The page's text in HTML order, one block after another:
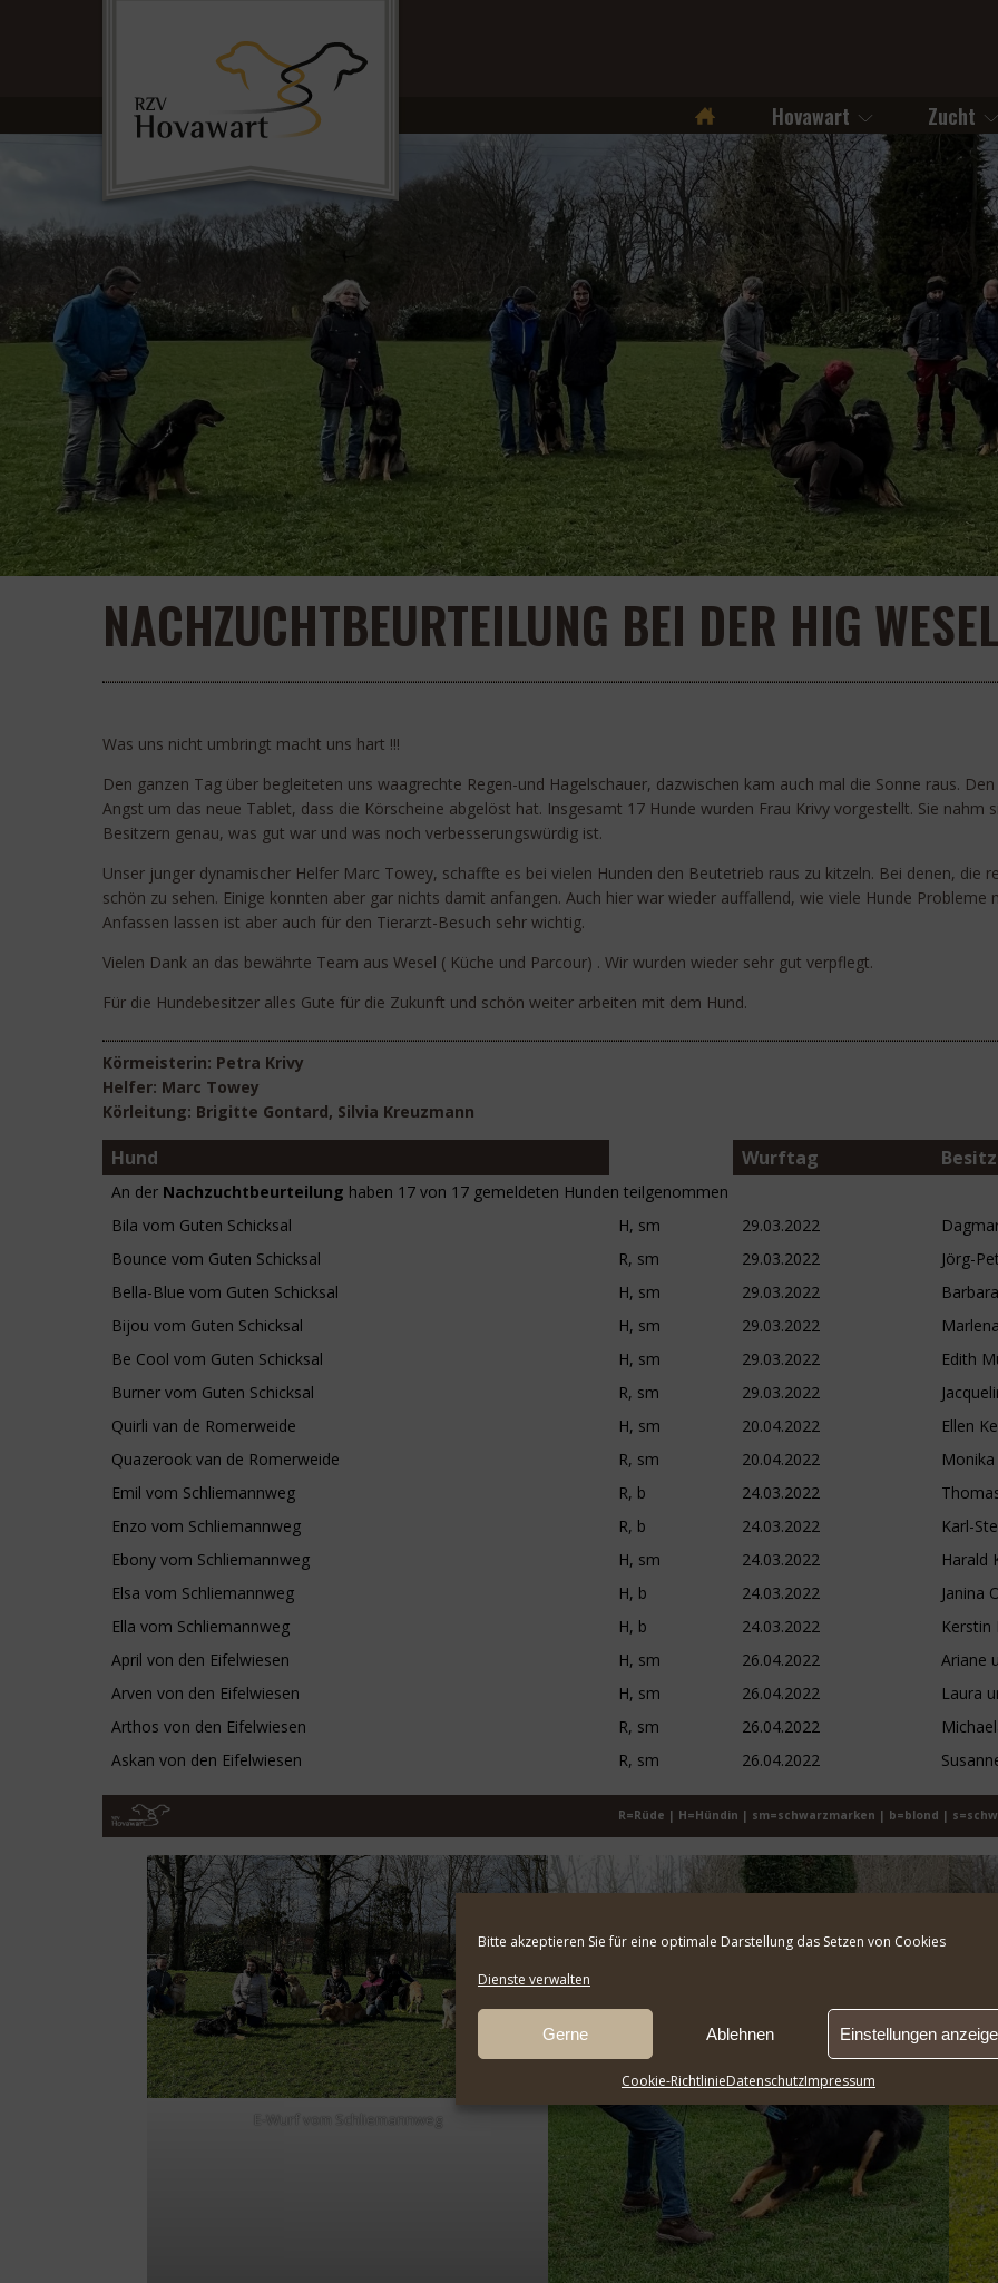
Bitte akzeptieren Sie für eine optimale Darstellung das Setzen von Cookies
Dienste verwalten
Gerne Ablehnen Einstellungen
Cookie-RichtlinieDatenschutzImpressum
StartseiteHovawart Zucht
NACHZUCHTBEURTEILUNG BEI DER HIG
Was uns nicht umbringt macht uns hart !!!
Den ganzen Tag über begleiteten uns waagrechte Regen-und Hagelschauer, dazwischen kam auch mal die Sonne raus.
Angst um das neue Tablet, dass die Körscheine abgelöst hat. Insgesamt 17 Hunde wurden Frau Krivy vorgestellt. Sie nahm
Besitzern genau, was gut war und was noch verbesserungswürdig ist.
Unser junger dynamischer Helfer Marc Towey, schaffte es bei vielen Hunden den Beutetrieb raus zu kitzeln. Bei denen, die
schön zu sehen. Einige konnten aber gar nichts damit anfangen. Auch hier war wieder auffallend, wie viele Hunde
Anfassen lassen ist aber auch für den Tierarzt-Besuch sehr wichtig.
Vielen Dank an das bewährte Team aus Wesel ( Küche und Parcour) . Wir wurden wieder sehr gut verpflegt.
Für die Hundebesitzer alles Gute für die Zukunft und schön weiter arbeiten mit dem Hund.
Körmeisterin: Petra Krivy
Helfer: Marc Towey
Körleitung: Brigitte Gontard, Silvia Kreuzmann
Hund Wurftag
An der Nachzuchtbeurteilung haben 17 von 17 gemeldeten Hunden teilgenommen
Bila vom Guten Schicksal
H, sm 29.03.2022
Bounce vom Guten Schicksal
R, sm 29.03.2022
Jörg-
Bella-Blue vom Guten Schicksal
H, sm 29.03.2022
Bijou vom Guten Schicksal
H, sm 29.03.2022
Be Cool vom Guten Schicksal
H, sm 29.03.2022
Edith
Burner vom Guten Schicksal
R, sm 29.03.2022
Quirli van de Romerweide
H, sm 20.04.2022
Ellen
Quazerook van de Romerweide
R, sm 20.04.2022
Emil vom Schliemannweg
R, b 24.03.2022
Enzo vom Schliemannweg
R, b 24.03.2022
Karl-
Ebony vom Schliemannweg
H, sm 24.03.2022
Harald
Elsa vom Schliemannweg
H, b 24.03.2022
Janina
Ella vom Schliemannweg
H, b 24.03.2022
Kerstin
April von den Eifelwiesen
H, sm 26.04.2022
Ariane
Arven von den Eifelwiesen
H, sm 26.04.2022
Laura
Arthos von den Eifelwiesen
R, sm 26.04.2022
Askan von den Eifelwiesen
R, sm 26.04.2022
R=Rüde | H=Hündin | sm=schwarzmarken | b=blond |
E-Wurf vom Schliemannweg